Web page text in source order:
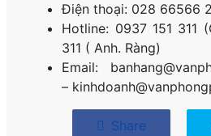
Điện thoại: 028 66566
Hotline: 0937 151 311
311 ( Anh. Ràng)
Email:
–
Share